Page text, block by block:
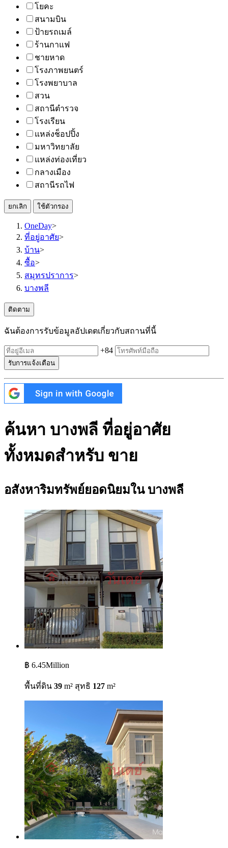
โยคะ
สนามบิน
ป้ายรถเมล์
ร้านกาแฟ
ชายหาด
โรงภาพยนตร์
โรงพยาบาล
สวน
สถานีตำรวจ
โรงเรียน
แหล่งช็อปปิ้ง
มหาวิทยาลัย
แหล่งท่องเที่ยว
กลางเมือง
สถานีรถไฟ
ยกเลิก ใช้ตัวกรอง
OneDay>
ที่อยู่อาศัย>
บ้าน>
ซื้อ>
สมุทรปราการ>
บางพลี
ติดตาม
ฉันต้องการรับข้อมูลอัปเดตเกี่ยวกับสถานที่นี้
+84
รับการแจ้งเตือน
ค้นหา บางพลี ที่อยู่อาศัย
ทั้งหมดสำหรับ ขาย
อสังหาริมทรัพย์ยอดนิยมใน บางพลี
฿ 6.45Million
พื้นที่ดิน 39 m² สุทธิ 127 m²